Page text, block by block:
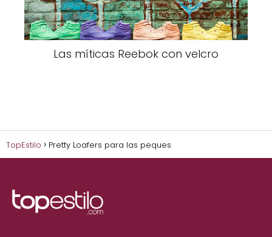
Las míticas Reebok con velcro
TopEstilo Pretty Loafers para las peques